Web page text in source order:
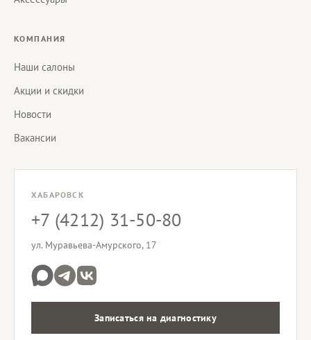
КОМПАНИЯ
Наши салоны
Акции и скидки
Новости
Вакансии
ХАБАРОВСК
+7 (4212) 31-50-80
ул. Муравьева-Амурского, 17
Записаться на диагностику